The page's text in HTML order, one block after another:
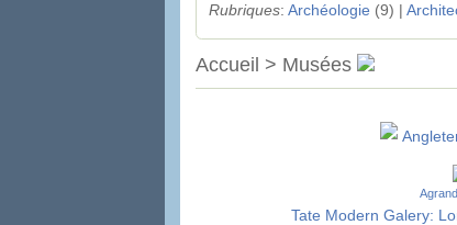
Rubriques: Archéologie (9) |
Accueil > Musées
Tate Modern Galery: